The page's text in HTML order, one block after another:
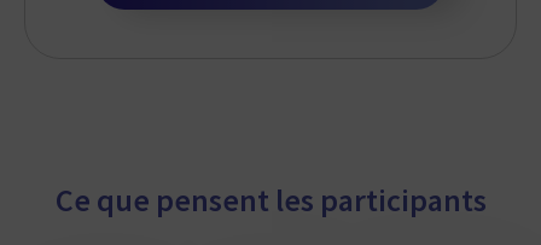
Ce que pensent les participants